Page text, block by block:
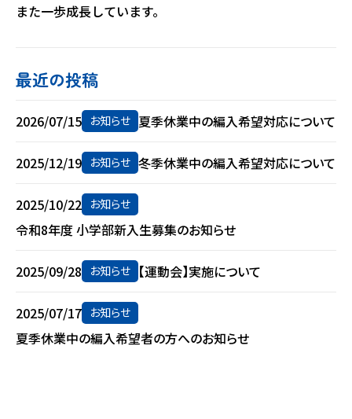
また一歩成長しています。
最近の投稿
2026/07/15 お知らせ 夏季休業中の編入希望対応について
2025/12/19 お知らせ 冬季休業中の編入希望対応について
2025/10/22 お知らせ
令和8年度 小学部新入生募集のお知らせ
2025/09/28 お知らせ 【運動会】実施について
2025/07/17 お知らせ
夏季休業中の編入希望者の方へのお知らせ